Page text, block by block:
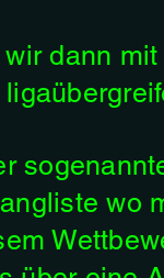
dann
wo